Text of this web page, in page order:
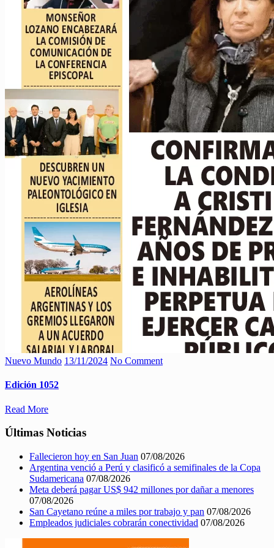
Nuevo Mundo 13/11/2024 No Comment
Edición 1052
Read More
Últimas Noticias
Fallecieron hoy en San Juan 07/08/2026
Argentina venció a Perú y clasificó a semifinales de la Copa
Sudamericana 07/08/2026
Meta deberá pagar US$ 942 millones por dañar a menores
07/08/2026
San Cayetano reúne a miles por trabajo y pan 07/08/2026
Empleados judiciales cobrarán conectividad 07/08/2026